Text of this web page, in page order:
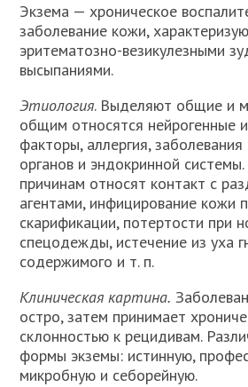
Экзема — хроническое
заболевание кожи,
эритематозно-везикулезными
высыпаниями.
Этиология. Выделяют общие и
общим относятся нейрогенные
факторы, аллергия, заболевания
органов и эндокринной
причинам относят контакт с
агентами, инфицирование кожи
скарификации, потертости при
спецодежды, истечение из уха
содержимого и т. п.
Клиническая картина.
остро, затем принимает
склонностью к рецидивам.
формы экземы: истинную,
микробную и себорейную.